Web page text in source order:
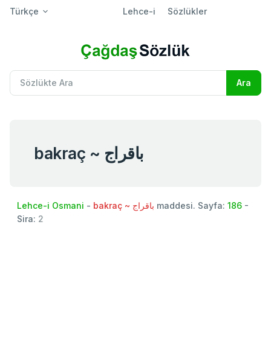
Türkçe Lehce-i Sözlükler
bakraç ~ باقراج
Lehce-i Osmani - bakraç ~ باقراج maddesi. Sayfa: 186 -
Sira: 2